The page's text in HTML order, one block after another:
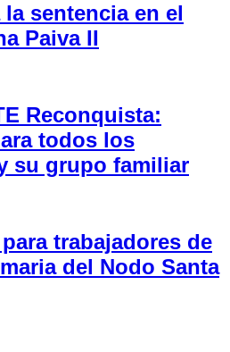
sentencia en el
Paiva II
Reconquista:
todos los
su grupo familiar
trabajadores de
del Nodo Santa